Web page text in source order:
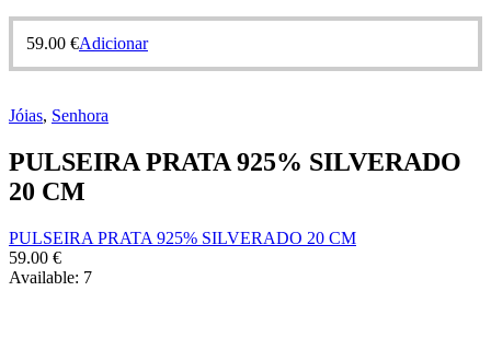
59.00 €Adicionar
Jóias, Senhora
PULSEIRA PRATA 925% SILVERADO
20 CM
PULSEIRA PRATA 925% SILVERADO 20 CM
59.00 €
Available: 7